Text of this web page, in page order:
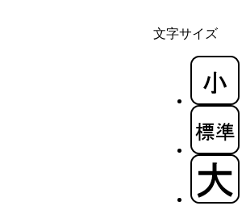
文字サイズ